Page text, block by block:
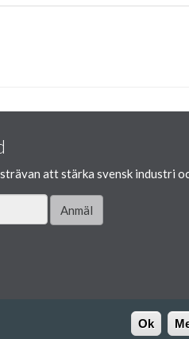
att stärka svensk industri
Anmäl
Ok